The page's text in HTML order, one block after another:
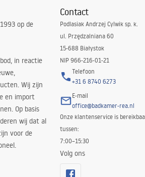
op de
in reactie
Wij zijn
en import
Op basis
wij dat al
voor de
Contact
Podlasiak Andrzej Cylwik sp. k.
ul. Przędzalniana 60
15-688 Białystok
NIP 966-216-01-21
Telefoon
+31 6 8740 6273
E-mail
office@badkamer-rea.nl
Onze klantenservice is
tussen:
7:00–15:30
Volg ons